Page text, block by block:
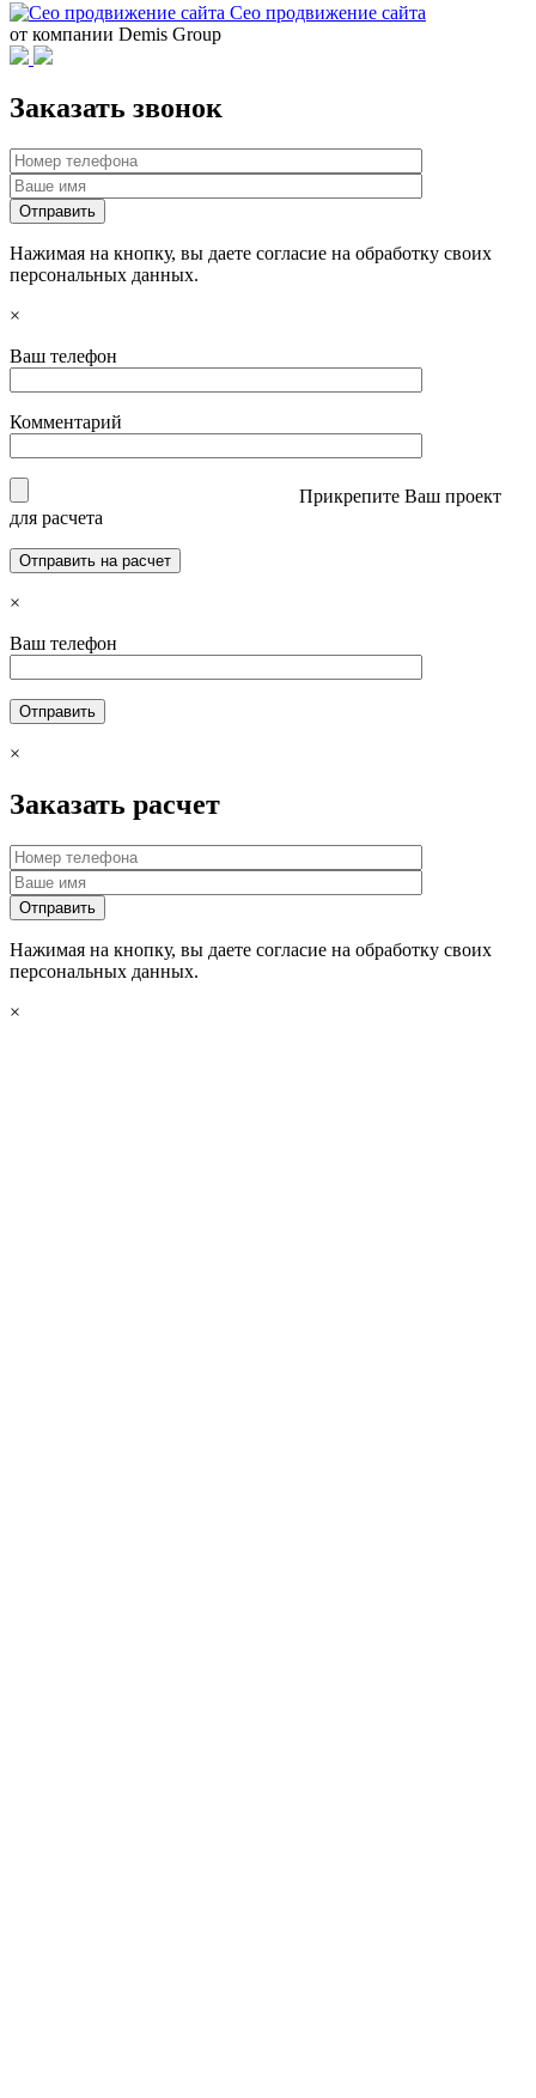
Сео продвижение сайта
от компании Demis Group
Заказать звонок
Нажимая на кнопку, вы даете согласие на обработку своих
персональных данных.
×
Ваш телефон
Комментарий
Прикрепите Ваш проект
для расчета
×
Ваш телефон
×
Заказать расчет
Нажимая на кнопку, вы даете согласие на обработку своих
персональных данных.
×